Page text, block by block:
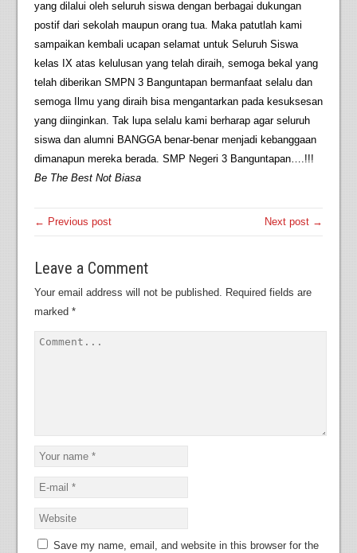
yang dilalui oleh seluruh siswa dengan berbagai dukungan
postif dari sekolah maupun orang tua. Maka patutlah kami
sampaikan kembali ucapan selamat untuk Seluruh Siswa
kelas IX atas kelulusan yang telah diraih, semoga bekal yang
telah diberikan SMPN 3 Banguntapan bermanfaat selalu dan
semoga Ilmu yang diraih bisa mengantarkan pada kesuksesan
yang diinginkan. Tak lupa selalu kami berharap agar seluruh
siswa dan alumni BANGGA benar-benar menjadi kebanggaan
dimanapun mereka berada. SMP Negeri 3 Banguntapan….!!!
Be The Best Not Biasa
← Previous post Next post →
Leave a Comment
Your email address will not be published. Required fields are
marked *
Save my name, email, and website in this browser for the